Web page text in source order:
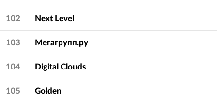
102 Next Level
103 Мегагрупп.ру
104 Digital Clouds
105 Golden